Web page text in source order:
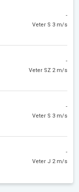
-
Veter S 3 m/s
-
Veter SZ 2 m/s
-
Veter S 3 m/s
-
Veter J 2 m/s